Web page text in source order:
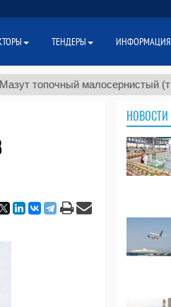
малосернистый (т.) $300
НОВОСТИ
ТЕНДЕРЫ ИНФОРМАЦИЯ